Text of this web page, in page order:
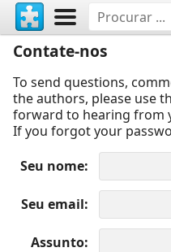
Contate-nos
To send questions,
the authors, please use
forward to hearing from
If you forgot your
Seu nome
Seu email
Assunto